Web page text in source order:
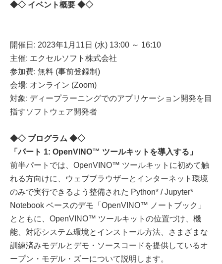
◆◇ イベント概要 ◆◇
開催日: 2023年1月11日 (水) 13:00 ～ 16:10
主催: エクセルソフト株式会社
参加費: 無料 (事前登録制)
会場: オンライン (Zoom)
対象: ディープラーニングでのアプリケーション開発を目
指すソフトウェア開発者
◆◇ プログラム ◆◇
「パート 1: OpenVINO™ ツールキットを導入する」
前半パートでは、OpenVINO™ ツールキットに初めて触
れる方向けに、ウェブブラウザーとインターネット環境
のみで実行できるよう整備された Python* / Jupyter*
Notebook ベースのデモ「OpenVINO™ ノートブック」
とともに、OpenVINO™ ツールキットの位置づけ、機
能、対応システム環境とインストール方法、さまざまな
訓練済みモデルとデモ・ソースコードを提供しているオ
ープン・モデル・ズーについて説明します。